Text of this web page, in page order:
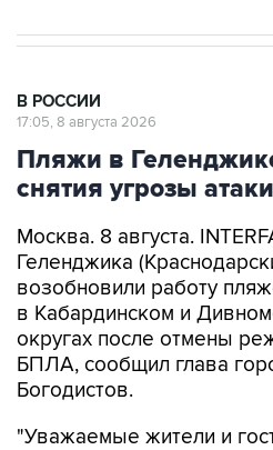
В РОССИИ
17:05, 8 августа 2026
Пляжи в
снятия угрозы
Москва. 8 августа.
Геленджика
возобновили работу
в Кабардинском и
округах после отмены
БПЛА, сообщил глава
Богодистов.
"Уважаемые жители и